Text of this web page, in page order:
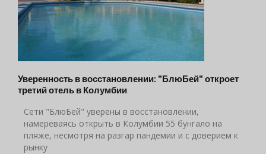
Уверенность в восстановлении: "БлюБей" откроет
третий отель в Колумбии
Сети "БлюБей" уверены в восстановлении,
намереваясь открыть в Колумбии 55 бунгало на
пляже, несмотря на разгар пандемии и с доверием к
рынку